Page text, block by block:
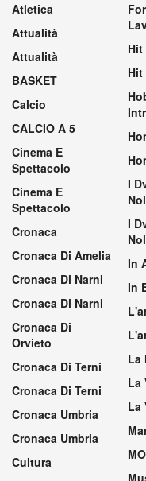
Atletica
Attualità
Attualità
BASKET
Calcio
CALCIO A 5
Cinema E
Spettacolo
Cinema E
Spettacolo
Cronaca
Cronaca Di Amelia
Cronaca Di Narni
Cronaca Di Narni
Cronaca Di
Orvieto
Cronaca Di Terni
Cronaca Di Terni
Cronaca Umbria
Cronaca Umbria
Cultura
Hit
Hit
I
I
In
In
La
La
La